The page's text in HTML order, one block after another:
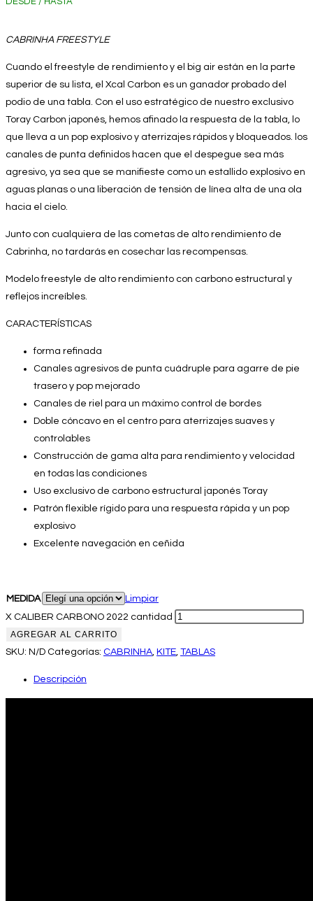
CABRINHA FREESTYLE
Cuando el freestyle de rendimiento y el big air están en la parte
superior de su lista, el Xcal Carbon es un ganador probado del
podio de una tabla. Con el uso estratégico de nuestro exclusivo
Toray Carbon japonés, hemos afinado la respuesta de la tabla, lo
que lleva a un pop explosivo y aterrizajes rápidos y bloqueados. los
canales de punta definidos hacen que el despegue sea más
agresivo, ya sea que se manifieste como un estallido explosivo en
aguas planas o una liberación de tensión de línea alta de una ola
hacia el cielo.
Junto con cualquiera de las cometas de alto rendimiento de
Cabrinha, no tardarás en cosechar las recompensas.
Modelo freestyle de alto rendimiento con carbono estructural y
reflejos increíbles.
CARACTERÍSTICAS
forma refinada
Canales agresivos de punta cuádruple para agarre de pie
trasero y pop mejorado
Canales de riel para un máximo control de bordes
Doble cóncavo en el centro para aterrizajes suaves y
controlables
Construcción de gama alta para rendimiento y velocidad
en todas las condiciones
Uso exclusivo de carbono estructural japonés Toray
Patrón flexible rígido para una respuesta rápida y un pop
explosivo
Excelente navegación en ceñida
MEDIDA
Limpiar
X CALIBER CARBONO 2022 cantidad
AGREGAR AL CARRITO
SKU: N/D Categorías: CABRINHA, KITE, TABLAS
Descripción